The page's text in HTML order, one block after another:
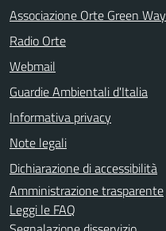
Associazione Orte Green Way
Radio Orte
Webmail
Guardie Ambientali d'Italia
Informativa privacy
Note legali
Dichiarazione di accessibilità
Amministrazione trasparente
Leggi le FAQ